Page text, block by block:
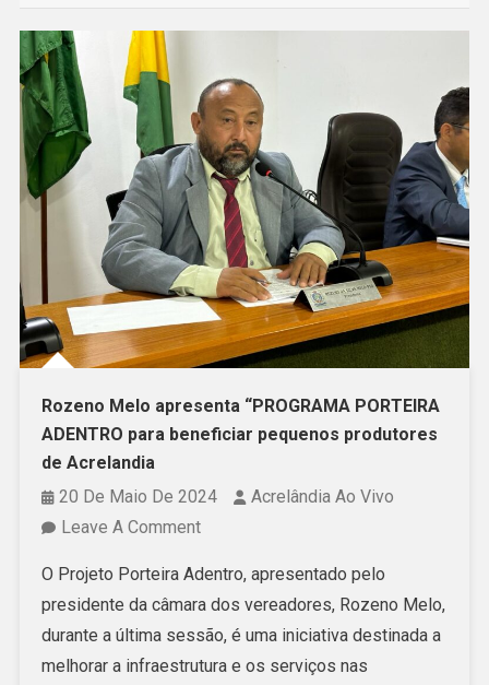
Rozeno Melo apresenta “PROGRAMA PORTEIRA
ADENTRO para beneficiar pequenos produtores
de Acrelandia
20 De Maio De 2024
Acrelândia Ao Vivo
Leave A CommentOn
“PROGRAMA
O Projeto Porteira Adentro, apresentado pelo
presidente da câmara dos vereadores, Rozeno Melo,
durante a última sessão, é uma iniciativa destinada a
melhorar a infraestrutura e os serviços nas